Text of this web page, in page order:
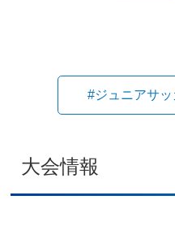
#ジュニアサ
大会情報